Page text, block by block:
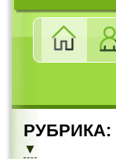
РУБРИКА:
▼